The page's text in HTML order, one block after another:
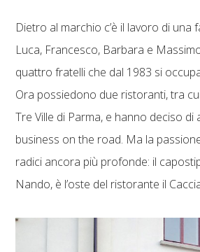
Dietro al marchio c’è il lavoro di una
Luca, Francesco, Barbara e
quattro fratelli che dal 1983 si
Ora possiedono due ristoranti, tra
Tre Ville di Parma, e hanno deciso di
business on the road. Ma la
radici ancora più profonde: il
Nando, è l’oste del ristorante il